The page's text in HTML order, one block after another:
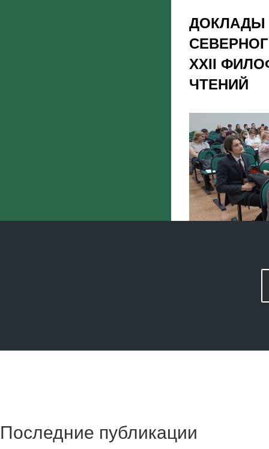
ДОКЛАДЫ
XXII
ЧТЕНИЙ
общественного
всего
Лучшими
3 место –
Последние публикации